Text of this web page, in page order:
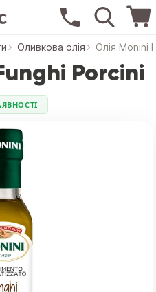
Оливкова олія Олія Monini
Porcini